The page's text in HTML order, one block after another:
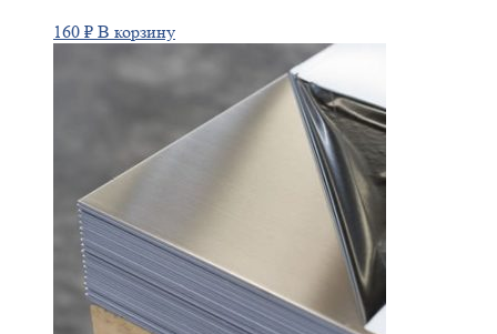
160 ₽ В корзину